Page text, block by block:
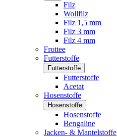
Filz
Wollfilz
Filz 1,5 mm
Filz 3 mm
Filz 4 mm
Frottee
Futterstoffe
Futterstoffe
Futterstoffe
Acetat
Hosenstoffe
Hosenstoffe
Hosenstoffe
Bengaline
Jacken- & Mantelstoffe